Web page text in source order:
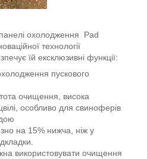
охолодження Pad
технології
їй ексклюзивні функції:
пускового
очищення, висока
цвілі, особливо для свиноферів
на 15% нижча, ніж у
використовувати очищення